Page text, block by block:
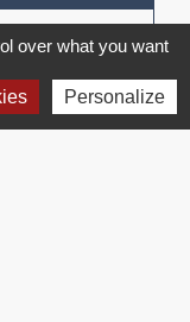
sur cette page
over what you want
Personalize